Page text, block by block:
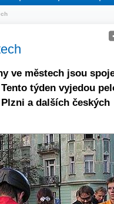
ve městech jsou
týden vyjedou
a dalších českých